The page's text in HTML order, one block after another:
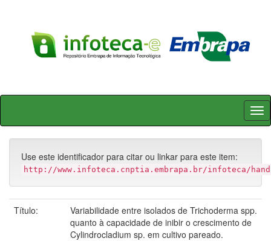
Skip
Use este identificador para citar ou linkar para este item:
http://www.infoteca.cnptia.embrapa.br/infoteca/
Título:
Variabilidade entre isolados de Trichoderma spp.
quanto à capacidade de inibir o crescimento de
Cylindrocladium sp. em cultivo pareado.